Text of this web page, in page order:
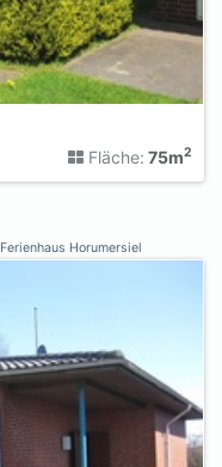
Fläche: 75m2
Ferienhaus Horumersiel